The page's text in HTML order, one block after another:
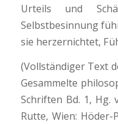
Urteils und
Selbstbesinnung
sie herzernichtet,
(Vollständiger Text
Gesammelte
Schriften Bd. 1, Hg.
Rutte, Wien: Höder-